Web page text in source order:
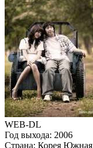
WEB-DL
Год выхода: 2006
Страна: Корея Южная